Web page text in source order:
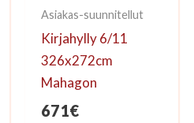
Asiakas-suunnitellut
Kirjahylly 6/11
326x272cm
Mahagon
671€